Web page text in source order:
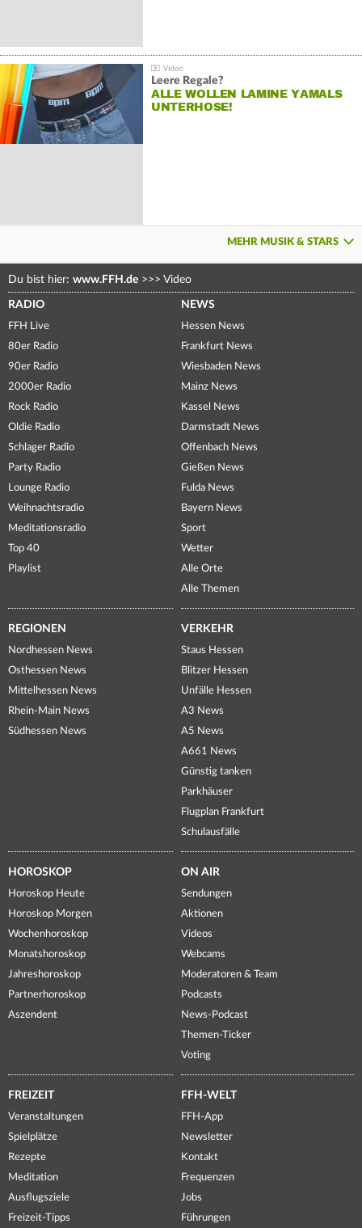
Leere Regale?
ALLE WOLLEN LAMINE YAMALS
UNTERHOSE!
MEHR MUSIK & STARS
Du bist hier: www.FFH.de >>> Video
RADIO
FFH Live
80er Radio
90er Radio
2000er Radio
Rock Radio
Oldie Radio
Schlager Radio
Party Radio
Lounge Radio
Weihnachtsradio
Meditationsradio
Top 40
Playlist
NEWS
Hessen News
Frankfurt News
Wiesbaden News
Mainz News
Kassel News
Darmstadt News
Offenbach News
Gießen News
Fulda News
Bayern News
Sport
Wetter
Alle Orte
Alle Themen
REGIONEN
Nordhessen News
Osthessen News
Mittelhessen News
Rhein-Main News
Südhessen News
VERKEHR
Staus Hessen
Blitzer Hessen
Unfälle Hessen
A3 News
A5 News
A661 News
Günstig tanken
Parkhäuser
Flugplan Frankfurt
Schulausfälle
HOROSKOP
Horoskop Heute
Horoskop Morgen
Wochenhoroskop
Monatshoroskop
Jahreshoroskop
Partnerhoroskop
Aszendent
ON AIR
Sendungen
Aktionen
Videos
Webcams
Moderatoren & Team
Podcasts
News-Podcast
Themen-Ticker
Voting
FREIZEIT
Veranstaltungen
Spielplätze
Rezepte
Meditation
Ausflugsziele
Freizeit-Tipps
FFH-WELT
FFH-App
Newsletter
Kontakt
Frequenzen
Jobs
Führungen